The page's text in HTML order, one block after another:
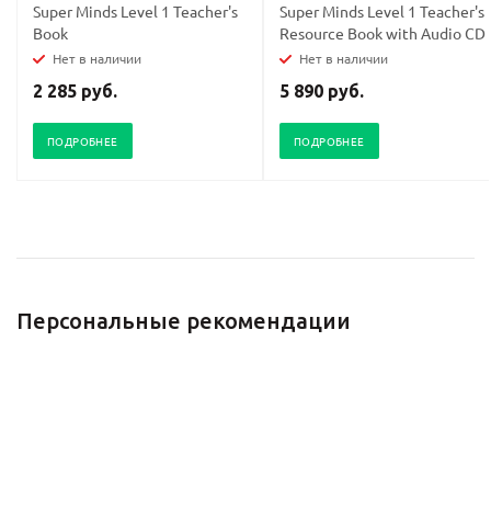
Super Minds Level 1 Teacher's
Book
Нет в наличии
2 285 руб.
ПОДРОБНЕЕ
Super Minds Level 1 Teacher's
Resource Book with Audio CD
Нет в наличии
5 890 руб.
ПОДРОБНЕЕ
Персональные рекомендации